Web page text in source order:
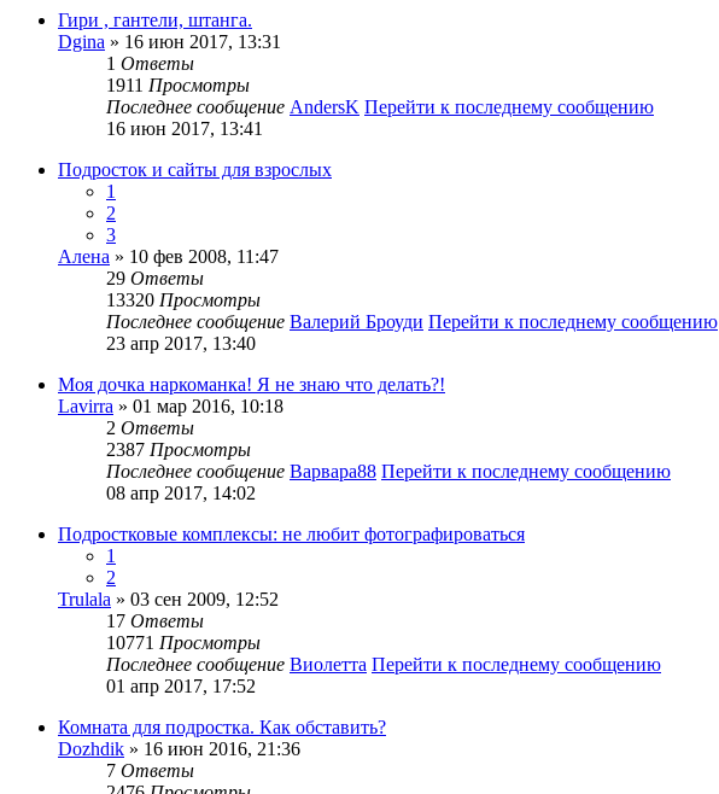
Гири , гантели, штанга.
Dgina » 16 июн 2017, 13:31
1 Ответы
1911 Просмотры
Последнее сообщение AndersK Перейти к последнему сообщению
16 июн 2017, 13:41
Подросток и сайты для взрослых
1
2
3
Алена » 10 фев 2008, 11:47
29 Ответы
13320 Просмотры
Последнее сообщение Валерий Броуди Перейти к последнему сообщению
23 апр 2017, 13:40
Моя дочка наркоманка! Я не знаю что делать?!
Lavirra » 01 мар 2016, 10:18
2 Ответы
2387 Просмотры
Последнее сообщение Варвара88 Перейти к последнему сообщению
08 апр 2017, 14:02
Подростковые комплексы: не любит фотографироваться
1
2
Trulala » 03 сен 2009, 12:52
17 Ответы
10771 Просмотры
Последнее сообщение Виолетта Перейти к последнему сообщению
01 апр 2017, 17:52
Комната для подростка. Как обставить?
Dozhdik » 16 июн 2016, 21:36
7 Ответы